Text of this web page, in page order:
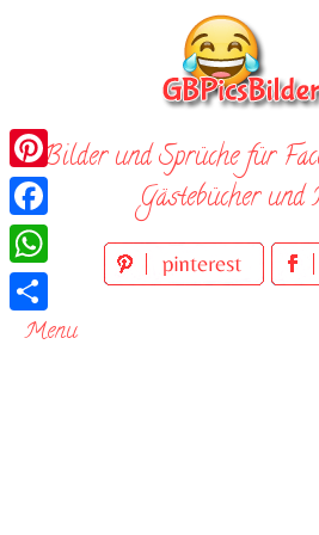
Bilder und Sprüche für
Gästebücher
Menu
Pinterest
Facebook
WhatsApp
Teilen